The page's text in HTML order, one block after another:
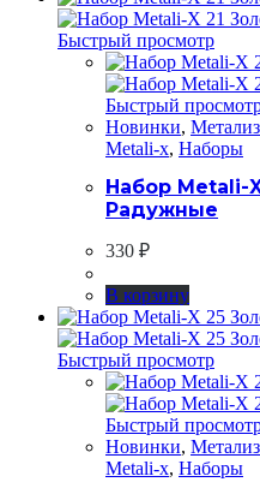
Быстрый просмотр
Быстрый
Новинки,
Metali-x, Наборы
Набор Metali-
Радужные
330 ₽
В корзину
Быстрый просмотр
Быстрый
Новинки,
Metali-x, Наборы